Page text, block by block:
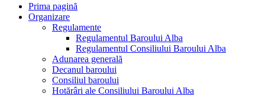
Prima pagină
Organizare
Regulamente
Regulamentul Baroului Alba
Regulamentul Consiliului Baroului Alba
Adunarea generală
Decanul baroului
Consiliul baroului
Hotărâri ale Consiliului Baroului Alba